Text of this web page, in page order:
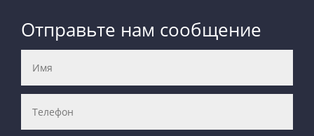
Отправьте нам сообщение